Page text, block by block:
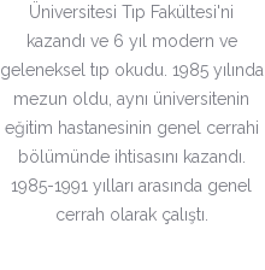
Üniversitesi Tıp Fakültesi'ni
kazandı ve 6 yıl modern ve
geleneksel tıp okudu. 1985 yılında
mezun oldu, aynı üniversitenin
eğitim hastanesinin genel cerrahi
bölümünde ihtisasını kazandı.
1985-1991 yılları arasında genel
cerrah olarak çalıştı.